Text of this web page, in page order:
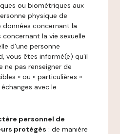
ou biométriques aux
physique de
données concernant la
la vie sexuelle
d'une personne
vous êtes informé(e) qu’il
ne pas renseigner de
» ou « particulières »
avec le
personnel de
protégés : de manière